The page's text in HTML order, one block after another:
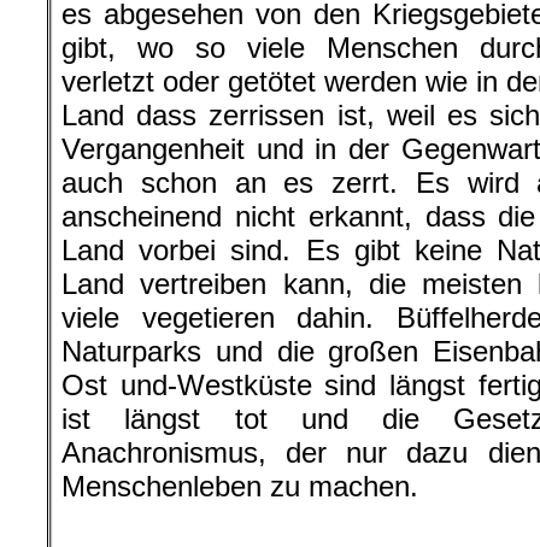
es abgesehen von den
gibt, wo so viele Menschen
verletzt oder getötet werden wie in
Land dass zerrissen ist, weil es
Vergangenheit und in der
auch schon an es zerrt. Es wird
anscheinend nicht erkannt, dass
Land vorbei sind. Es gibt keine
Land vertreiben kann, die
viele vegetieren dahin.
Naturparks und die großen
Ost und-Westküste sind längst
ist längst tot und die
Anachronismus, der nur dazu
Menschenleben zu machen.